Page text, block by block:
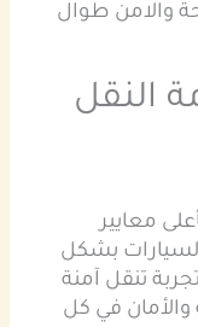
والامن طوال
النقل
معايير
بشكل
تنقل آمنة
في كل